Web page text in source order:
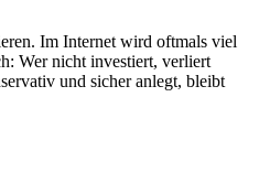
Im Internet wird oftmals viel
Wer nicht investiert, verliert
und sicher anlegt, bleibt